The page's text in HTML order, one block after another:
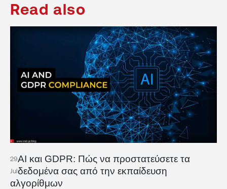
Read also
29
Jul
AI και GDPR: Πώς να προστατεύσετε τα
δεδομένα σας από την εκπαίδευση
αλγορίθμων